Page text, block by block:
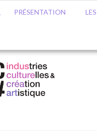
PRÉSENTATION